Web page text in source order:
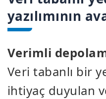
yazılımının
Verimli
Veri tabanlı bir
ihtiyaç duyulan